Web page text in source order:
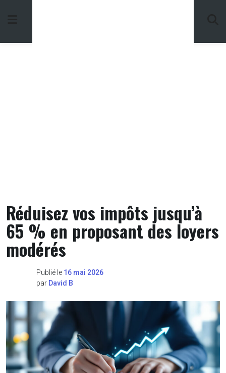
Réduisez vos impôts jusqu’à
65 % en proposant des loyers
modérés
Publié le 16 mai 2026
par David B